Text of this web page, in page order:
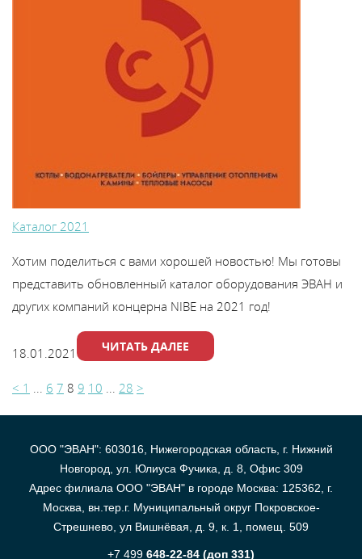
Каталог 2021
Хотим поделиться с вами хорошей новостью! Мы готовы
представить обновленный каталог оборудования ЭВАН и
других компаний концерна NIBE на 2021 год!
18.01.2021 ЧИТАТЬ ДАЛЕЕ
< 1 ... 6 7 8 9 10 ... 28 >
ООО "ЭВАН": 603016, Нижегородская область, г. Нижний
Новгород, ул. Юлиуса Фучика, д. 8, Офис 309
Адрес филиала ООО "ЭВАН" в городе Москва: 125362, г.
Москва, вн.тер.г. Муниципальный округ Покровское-
Стрешнево, ул Вишнёвая, д. 9, к. 1, помещ. 509
+7 499 648-22-84 (доп 331)